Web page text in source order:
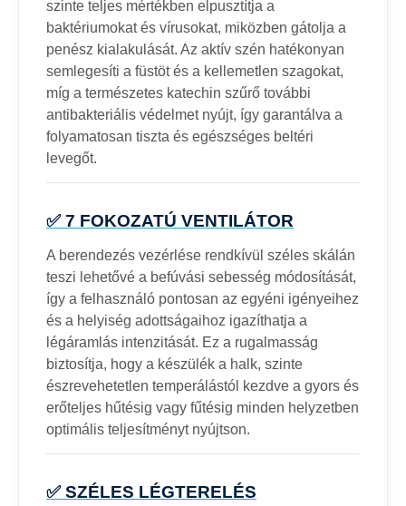
szinte teljes mértékben elpusztítja a
baktériumokat és vírusokat, miközben gátolja a
penész kialakulását. Az aktív szén hatékonyan
semlegesíti a füstöt és a kellemetlen szagokat,
míg a természetes katechin szűrő további
antibakteriális védelmet nyújt, így garantálva a
folyamatosan tiszta és egészséges beltéri
levegőt.
✅ 7 FOKOZATÚ VENTILÁTOR
A berendezés vezérlése rendkívül széles skálán
teszi lehetővé a befúvási sebesség módosítását,
így a felhasználó pontosan az egyéni igényeihez
és a helyiség adottságaihoz igazíthatja a
légáramlás intenzitását. Ez a rugalmasság
biztosítja, hogy a készülék a halk, szinte
észrevehetetlen temperálástól kezdve a gyors és
erőteljes hűtésig vagy fűtésig minden helyzetben
optimális teljesítményt nyújtson.
✅ SZÉLES LÉGTERELÉS